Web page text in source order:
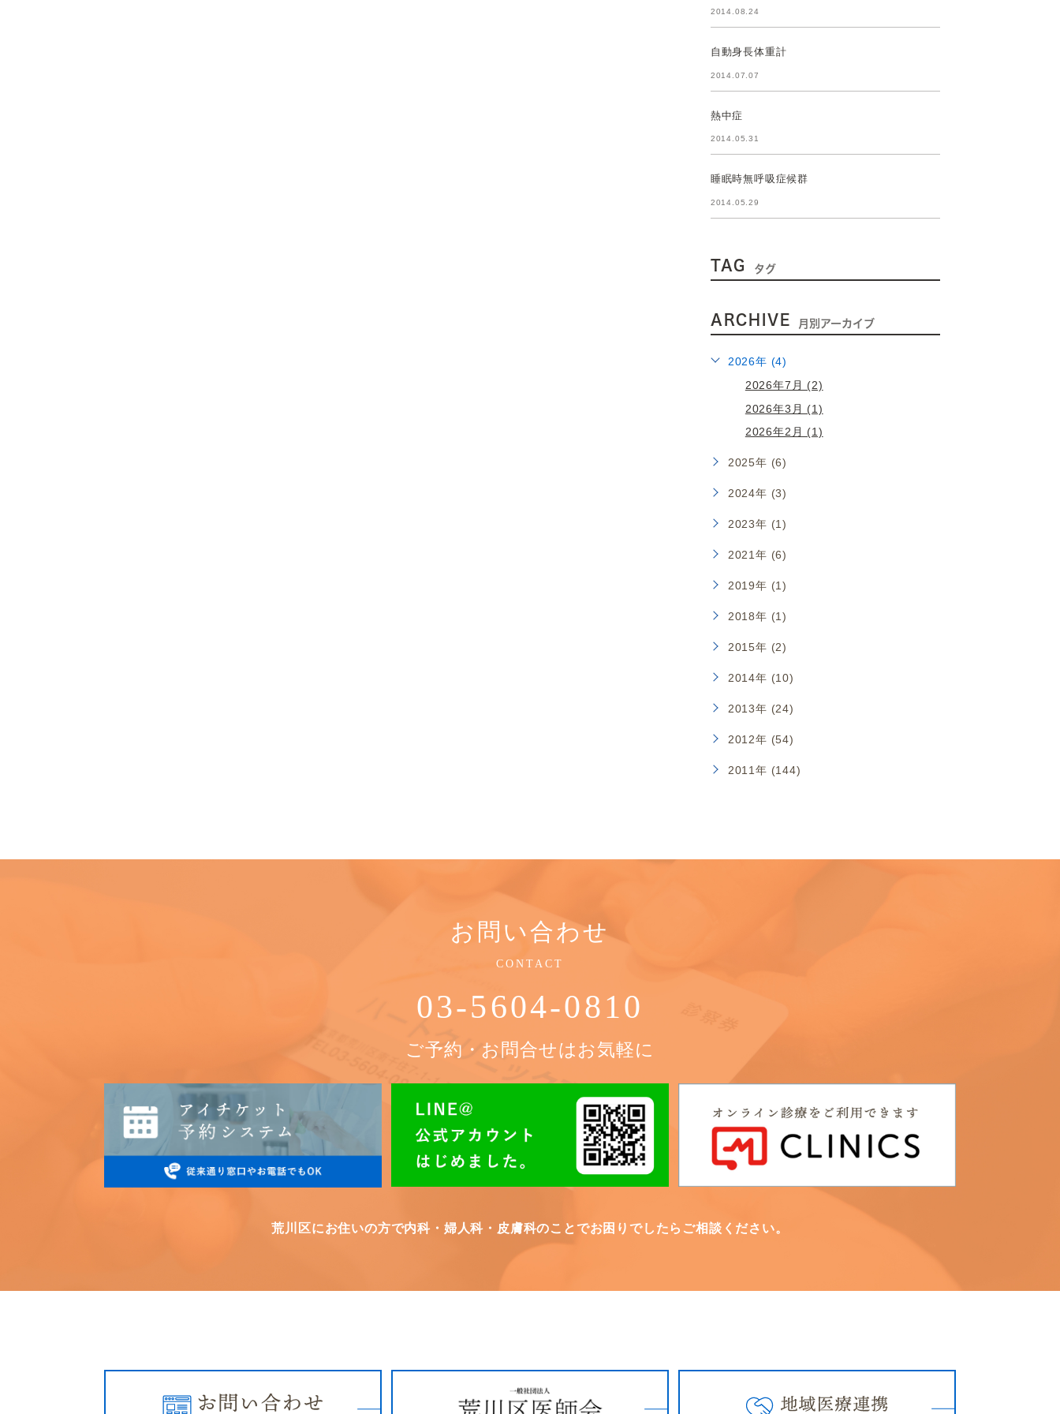
2014.08.24
自動身長体重計
2014.07.07
熱中症
2014.05.31
睡眠時無呼吸症候群
2014.05.29
TAG タグ
ARCHIVE 月別アーカイブ
2026年 (4)
2026年7月 (2)
2026年3月 (1)
2026年2月 (1)
2025年 (6)
2024年 (3)
2023年 (1)
2021年 (6)
2019年 (1)
2018年 (1)
2015年 (2)
2014年 (10)
2013年 (24)
2012年 (54)
2011年 (144)
お問い合わせ
CONTACT
03-5604-0810
ご予約・お問合せはお気軽に
荒川区にお住いの方で内科・婦人科・皮膚科のことでお困りでしたらご相談ください。